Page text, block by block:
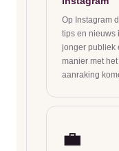
Op Instagram
tips en nieuws
jonger publiek
manier met
aanraking
💼